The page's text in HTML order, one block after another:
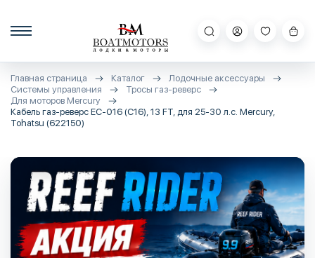
Главная страница Каталог
Лодочные аксессуары
Системы управления
Тросы газ-реверс
Для моторов Mercury
Кабель газ-реверс EC-016 (C16), 13 FT, для 25-30 л.с. Mercury,
Tohatsu (622150)